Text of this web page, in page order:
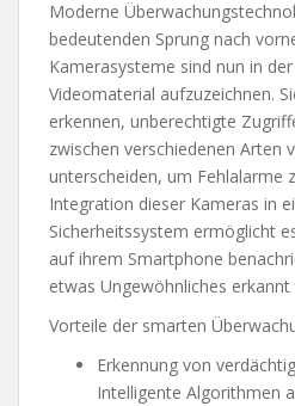
Moderne
bedeutenden Sprung nach
Kamerasysteme sind nun in
Videomaterial aufzuzeichnen.
erkennen, unberechtigte
zwischen verschiedenen Arten
unterscheiden, um Fehlalarme
Integration dieser Kameras in
Sicherheitssystem ermöglicht
auf ihrem Smartphone
etwas Ungewöhnliches erkannt
Vorteile der smarten
Erkennung von
Intelligente Algorithmen